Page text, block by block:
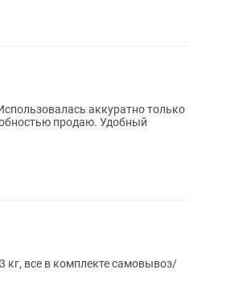
аккуратно только
продаю. Удобный
комплекте самовывоз/